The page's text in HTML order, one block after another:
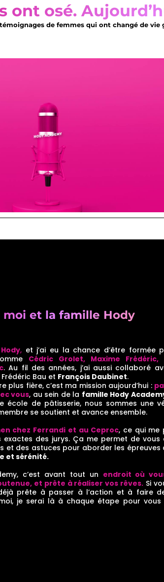
ont osé.
de femmes qui ont changé de
moi et la famille Hody
,et j’ai eu la chance d’être formée
Cédric Grolet, Maxime Frédéric,
. Au fil des années, j’ai aussi collaboré
Bau et François Daubinet.
plus fière, c’est ma mission aujourd’hui :
vous, au sein de la famille Hody
école de pâtisserie, nous sommes une
se soutient et avance ensemble.
chez Ferrandi et au Ceproc, ce qui me
des jurys. Ça me permet de vous
et des astuces pour aborder les épreuves
et sérénité.
c’est avant tout un endroit où
et prête à réaliser vos rêves. Si
prête à passer à l’action et à faire
je serai là à chaque étape pour vous